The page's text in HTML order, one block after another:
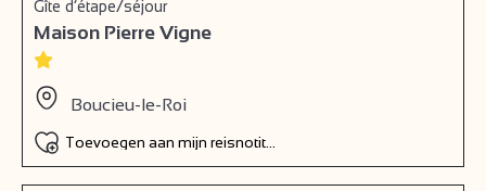
Gîte d’étape/séjour
Maison Pierre Vigne
Boucieu-le-Roi
Toevoegen aan mijn reisnotitieboek